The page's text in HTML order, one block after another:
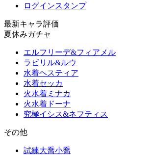
ログインスタンプ
最新キャラ評価
夏休みガチャ
エルフリーデ&フィアメル
ラビリル&ルウ
水着ヘスティア
水着セッカ
火水着ミナカ
火水着ドーナ
究極イシス&ネフティス
その他
試練大喬小喬